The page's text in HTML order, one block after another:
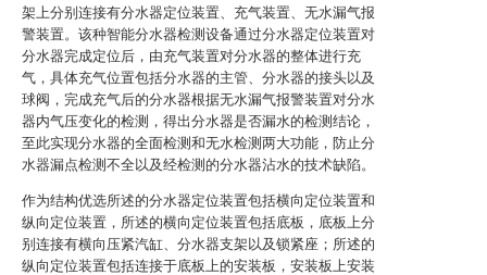
架上分别连接有分水器定位装置、充气装置、无水漏气报
警装置。该种智能分水器检测设备通过分水器定位装置对
分水器完成定位后，由充气装置对分水器的整体进行充
气，具体充气位置包括分水器的主管、分水器的接头以及
球阀，完成充气后的分水器根据无水漏气报警装置对分水
器内气压变化的检测，得出分水器是否漏水的检测结论，
至此实现分水器的全面检测和无水检测两大功能，防止分
水器漏点检测不全以及经检测的分水器沾水的技术缺陷。
作为结构优选所述的分水器定位装置包括横向定位装置和
纵向定位装置，所述的横向定位装置包括底板，底板上分
别连接有横向压紧汽缸、分水器支架以及锁紧座；所述的
纵向定位装置包括连接于底板上的安装板，安装板上安装